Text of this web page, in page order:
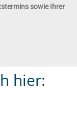
sowie Ihrer
hier: